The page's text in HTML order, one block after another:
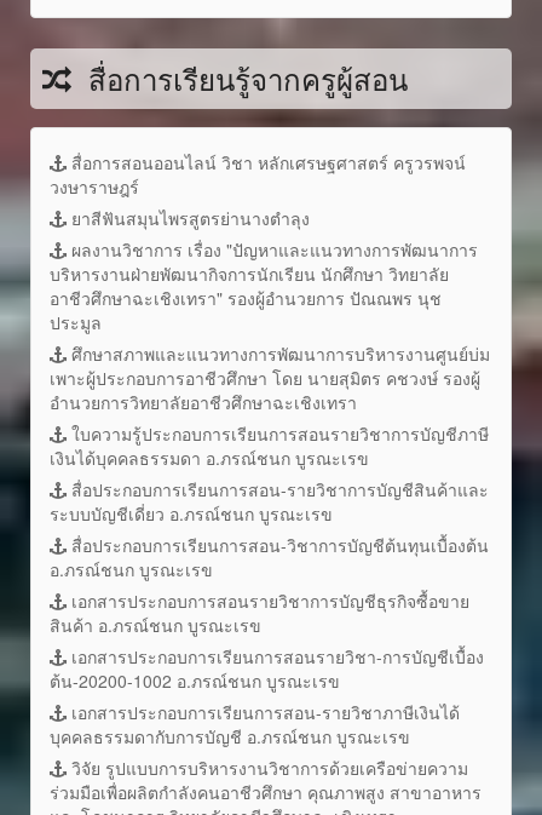
สื่อการเรียนรู้จากครูผู้สอน
สื่อการสอนออนไลน์ วิชา หลักเศรษฐศาสตร์ ครูวรพจน์
วงษาราษฎร์
ยาสีฟันสมุนไพรสูตรย่านางตำลุง
ผลงานวิชาการ เรื่อง "ปัญหาและแนวทางการพัฒนาการ
บริหารงานฝ่ายพัฒนากิจการนักเรียน นักศึกษา วิทยาลัย
อาชีวศึกษาฉะเชิงเทรา" รองผู้อำนวยการ ปัณณพร นุช
ประมูล
ศึกษาสภาพและแนวทางการพัฒนาการบริหารงานศูนย์บ่ม
เพาะผู้ประกอบการอาชีวศึกษา โดย นายสุมิตร คชวงษ์ รองผู้
อำนวยการวิทยาลัยอาชีวศึกษาฉะเชิงเทรา
ใบความรู้ประกอบการเรียนการสอนรายวิชาการบัญชีภาษี
เงินได้บุคคลธรรมดา อ.ภรณ์ชนก บูรณะเรข
สื่อประกอบการเรียนการสอน-รายวิชาการบัญชีสินค้าและ
ระบบบัญชีเดี่ยว อ.ภรณ์ชนก บูรณะเรข
สื่อประกอบการเรียนการสอน-วิชาการบัญชีต้นทุนเบื้องต้น
อ.ภรณ์ชนก บูรณะเรข
เอกสารประกอบการสอนรายวิชาการบัญชีธุรกิจซื้อขาย
สินค้า อ.ภรณ์ชนก บูรณะเรข
เอกสารประกอบการเรียนการสอนรายวิชา-การบัญชีเบื้อง
ต้น-20200-1002 อ.ภรณ์ชนก บูรณะเรข
เอกสารประกอบการเรียนการสอน-รายวิชาภาษีเงินได้
บุคคลธรรมดากับการบัญชี อ.ภรณ์ชนก บูรณะเรข
วิจัย รูปแบบการบริหารงานวิชาการด้วยเครือข่ายความ
ร่วมมือเพื่อผลิตกำลังคนอาชีวศึกษา คุณภาพสูง สาขาอาหาร